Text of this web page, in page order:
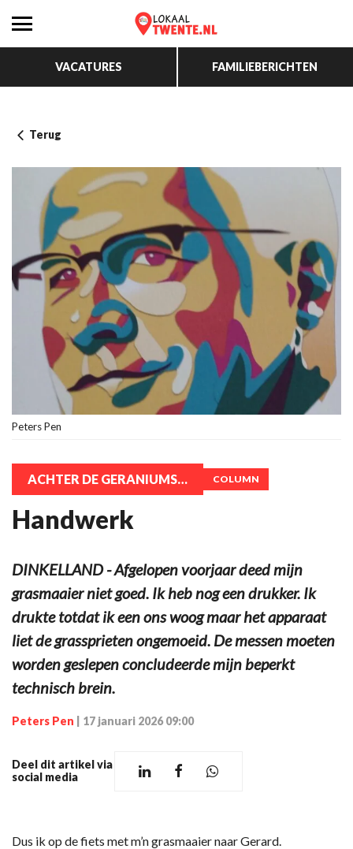
VACATURES FAMILIEBERICHTEN
Terug
Peters Pen
ACHTER DE GERANIUMS… COLUMN
Handwerk
DINKELLAND - Afgelopen voorjaar deed mijn
grasmaaier niet goed. Ik heb nog een drukker. Ik
drukte totdat ik een ons woog maar het apparaat
liet de grassprieten ongemoeid. De messen moeten
worden geslepen concludeerde mijn beperkt
technisch brein.
Peters Pen 17 januari 2026 09:00
Deel dit artikel via
social media
Dus ik op de fiets met m’n grasmaaier naar Gerard.